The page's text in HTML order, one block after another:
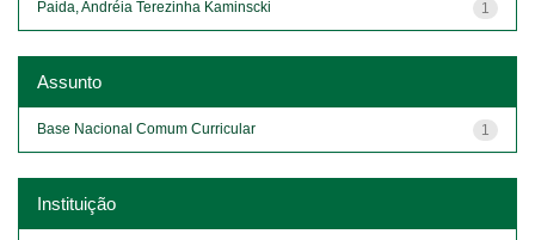
1
Paida, Andréia Terezinha Kaminscki
Assunto
1
Base Nacional Comum Curricular
Instituição